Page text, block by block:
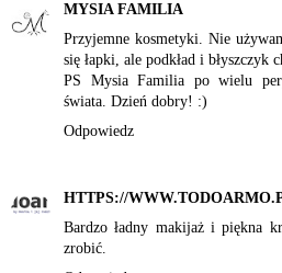
MYSIA FAMILIA
Przyjemne kosmetyki. Nie
się łapki, ale podkład i błyszczyk
PS Mysia Familia po wielu
świata. Dzień dobry! :)
Odpowiedz
HTTPS://
Bardzo ładny makijaż i piękna
zrobić.